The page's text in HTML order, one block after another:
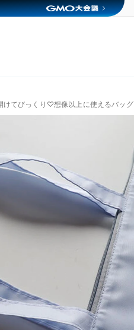
てびっくり♡想像以上に使えるバッグ